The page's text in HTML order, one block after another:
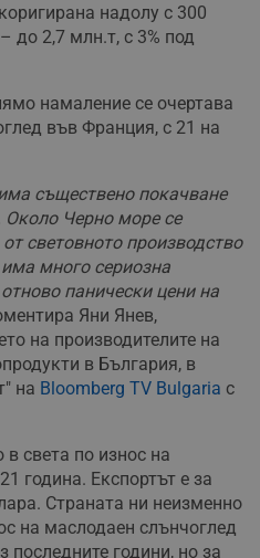
надолу с 300
до 2,7 млн.т, с 3% под
намаление се очертава
във Франция, с 21 на
съществено покачване
Около Черно море се
световното производство
много сериозна
панически цени на
Яни Янев,
на производителите на
в България, в
на Bloomberg TV Bulgaria с
света по износ на
година. Експортът е за
Страната ни неизменно
на маслодаен слънчоглед
последните години, но за